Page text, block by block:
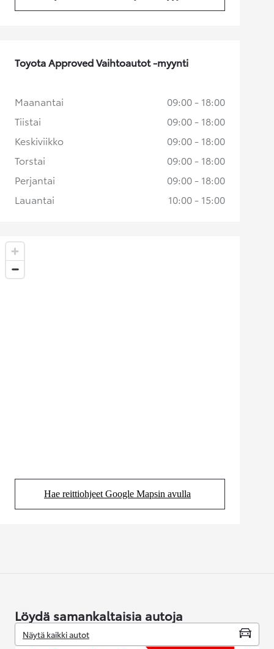
(Aukeaa uudessa välilehdessä)
Hae reittiohjeet Google Mapsin avulla
(Aukeaa uudessa välilehdessä)
Toyota Approved Vaihtoautot -myynti
Maanantai
09:00 - 18:00
Tiistai
09:00 - 18:00
Keskiviikko
09:00 - 18:00
Torstai
09:00 - 18:00
Perjantai
09:00 - 18:00
Lauantai
10:00 - 15:00
Löydä samankaltaisia autoja
Näytä kaikki autot